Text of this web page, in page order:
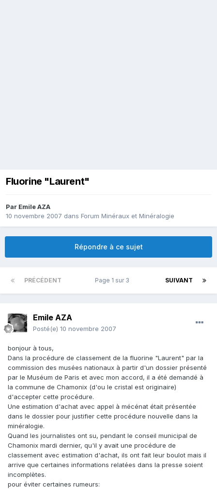
Fluorine "Laurent"
Par Emile AZA
10 novembre 2007 dans Forum Minéraux et Minéralogie
Répondre à ce sujet
PRÉCÉDENT SUIVANT
Page 1 sur 3
Emile AZA
Posté(e) 10 novembre 2007
bonjour à tous,
Dans la procédure de classement de la fluorine "Laurent" par la
commission des musées nationaux à partir d'un dossier présenté
par le Muséum de Paris et avec mon accord, il a été demandé à
la commune de Chamonix (d'ou le cristal est originaire)
d'accepter cette procédure.
Une estimation d'achat avec appel à mécénat était présentée
dans le dossier pour justifier cette procédure nouvelle dans la
minéralogie.
Quand les journalistes ont su, pendant le conseil municipal de
Chamonix mardi dernier, qu'il y avait une procédure de
classement avec estimation d'achat, ils ont fait leur boulot mais il
arrive que certaines informations relatées dans la presse soient
incomplètes.
pour éviter certaines rumeurs: